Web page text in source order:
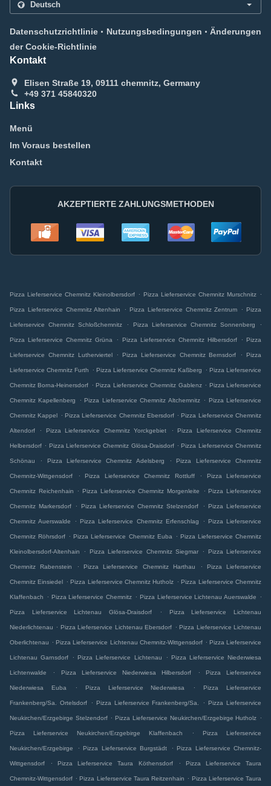
Datenschutzrichtlinie . Nutzungsbedingungen . Änderungen
der Cookie-Richtlinie
Kontakt
Elisen Straße 19, 09111 chemnitz, Germany
+49 371 45840320
Links
Menü
Im Voraus bestellen
Kontakt
AKZEPTIERTE ZAHLUNGSMETHODEN
Pizza Lieferservice Chemnitz Kleinolbersdorf . Pizza Lieferservice Chemnitz Murschnitz .
Pizza Lieferservice Chemnitz Altenhain . Pizza Lieferservice Chemnitz Zentrum . Pizza
Lieferservice Chemnitz Schloßchemnitz . Pizza Lieferservice Chemnitz Sonnenberg .
Pizza Lieferservice Chemnitz Grüna . Pizza Lieferservice Chemnitz Hilbersdorf . Pizza
Lieferservice Chemnitz Lutherviertel . Pizza Lieferservice Chemnitz Bernsdorf . Pizza
Lieferservice Chemnitz Furth . Pizza Lieferservice Chemnitz Kaßberg . Pizza Lieferservice
Chemnitz Borna-Heinersdorf . Pizza Lieferservice Chemnitz Gablenz . Pizza Lieferservice
Chemnitz Kapellenberg . Pizza Lieferservice Chemnitz Altchemnitz . Pizza Lieferservice
Chemnitz Kappel . Pizza Lieferservice Chemnitz Ebersdorf . Pizza Lieferservice Chemnitz
Altendorf . Pizza Lieferservice Chemnitz Yorckgebiet . Pizza Lieferservice Chemnitz
Helbersdorf . Pizza Lieferservice Chemnitz Glösa-Draisdorf . Pizza Lieferservice Chemnitz
Schönau . Pizza Lieferservice Chemnitz Adelsberg . Pizza Lieferservice Chemnitz
Chemnitz-Wittgensdorf . Pizza Lieferservice Chemnitz Rottluff . Pizza Lieferservice
Chemnitz Reichenhain . Pizza Lieferservice Chemnitz Morgenleite . Pizza Lieferservice
Chemnitz Markersdorf . Pizza Lieferservice Chemnitz Stelzendorf . Pizza Lieferservice
Chemnitz Auerswalde . Pizza Lieferservice Chemnitz Erfenschlag . Pizza Lieferservice
Chemnitz Röhrsdorf . Pizza Lieferservice Chemnitz Euba . Pizza Lieferservice Chemnitz
Kleinolbersdorf-Altenhain . Pizza Lieferservice Chemnitz Siegmar . Pizza Lieferservice
Chemnitz Rabenstein . Pizza Lieferservice Chemnitz Harthau . Pizza Lieferservice
Chemnitz Einsiedel . Pizza Lieferservice Chemnitz Hutholz . Pizza Lieferservice Chemnitz
Klaffenbach . Pizza Lieferservice Chemnitz . Pizza Lieferservice Lichtenau Auerswalde .
Pizza Lieferservice Lichtenau Glösa-Draisdorf . Pizza Lieferservice Lichtenau
Niederlichtenau . Pizza Lieferservice Lichtenau Ebersdorf . Pizza Lieferservice Lichtenau
Oberlichtenau . Pizza Lieferservice Lichtenau Chemnitz-Wittgensdorf . Pizza Lieferservice
Lichtenau Garnsdorf . Pizza Lieferservice Lichtenau . Pizza Lieferservice Niederwiesa
Lichtenwalde . Pizza Lieferservice Niederwiesa Hilbersdorf . Pizza Lieferservice
Niederwiesa Euba . Pizza Lieferservice Niederwiesa . Pizza Lieferservice
Frankenberg/Sa. Ortelsdorf . Pizza Lieferservice Frankenberg/Sa. . Pizza Lieferservice
Neukirchen/Erzgebirge Stelzendorf . Pizza Lieferservice Neukirchen/Erzgebirge Hutholz .
Pizza Lieferservice Neukirchen/Erzgebirge Klaffenbach . Pizza Lieferservice
Neukirchen/Erzgebirge . Pizza Lieferservice Burgstädt . Pizza Lieferservice Chemnitz-
Wittgensdorf . Pizza Lieferservice Taura Köthensdorf . Pizza Lieferservice Taura
Chemnitz-Wittgensdorf . Pizza Lieferservice Taura Reitzenhain . Pizza Lieferservice Taura